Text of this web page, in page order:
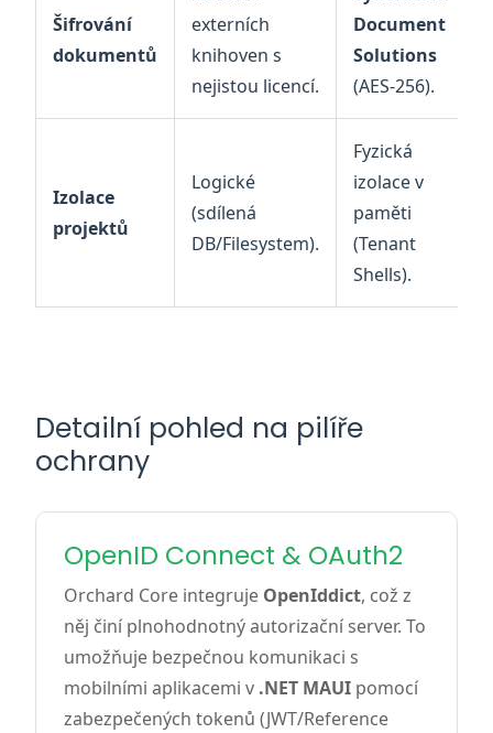
Šifrování
dokumentů
externích
knihoven s
nejistou licencí.
Document
Solutions
(AES-256).
Izolace
projektů
Logické
(sdílená
DB/Filesystem).
Fyzická
izolace v
paměti
(Tenant
Shells).
Detailní pohled na pilíře
ochrany
OpenID Connect & OAuth2
Orchard Core integruje OpenIddict, což z
něj činí plnohodnotný autorizační server. To
umožňuje bezpečnou komunikaci s
mobilními aplikacemi v .NET MAUI pomocí
zabezpečených tokenů (JWT/Reference